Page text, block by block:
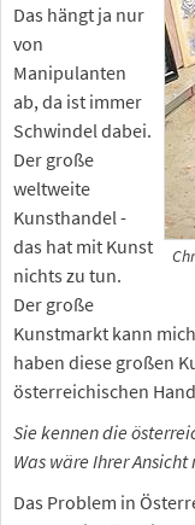
Das hängt ja nur
von
Manipulanten
ab, da ist immer
Schwindel dabei.
Der große
weltweite
Kunsthandel -
das hat mit Kunst
nichts zu tun.
Der große
Kunstmarkt kann
haben diese großen
österreichischen
Sie kennen die
Was wäre Ihrer Ansicht
Das Problem in